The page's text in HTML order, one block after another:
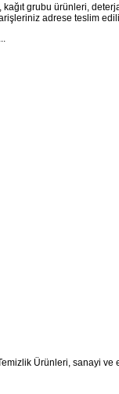
grubu ürünleri,
adrese teslim
Ürünleri, sanayi ve